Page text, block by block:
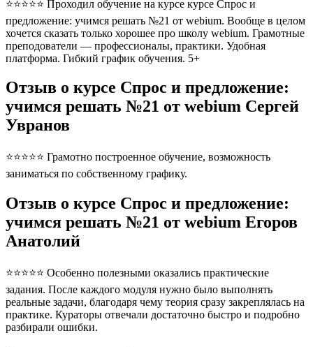
⭐⭐⭐⭐⭐ Проходил обучение на курсе курсе Спрос и
предложение: учимся решать №21 от webium. Вообще в целом
хочется сказать только хорошее про школу webium. Грамотные
преподователи — профессионалы, практики. Удобная
платформа. Гибкий график обучения. 5+
Отзыв о курсе Спрос и предложение:
учимся решать №21 от webium Сергей
Увранов
⭐⭐⭐⭐⭐ Грамотно построенное обучение, возможность
заниматься по собственному графику.
Отзыв о курсе Спрос и предложение:
учимся решать №21 от webium Егоров
Анатолий
⭐⭐⭐⭐⭐ Особенно полезными оказались практические
задания. После каждого модуля нужно было выполнять
реальные задачи, благодаря чему теория сразу закреплялась на
практике. Кураторы отвечали достаточно быстро и подробно
разбирали ошибки.